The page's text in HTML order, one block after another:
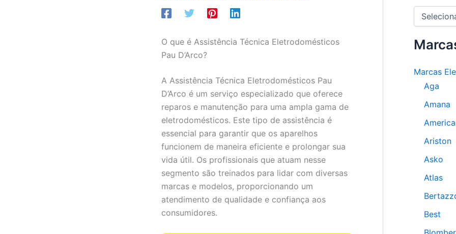
O que é Assistência Técnica Eletrodomésticos
Pau D’Arco?
A Assistência Técnica Eletrodomésticos Pau
D’Arco é um serviço especializado que oferece
reparos e manutenção para uma ampla gama de
eletrodomésticos. Este tipo de assistência é
essencial para garantir que os aparelhos
funcionem de maneira eficiente e prolongar sua
vida útil. Os profissionais que atuam nesse
segmento são treinados para lidar com diversas
marcas e modelos, proporcionando um
atendimento de qualidade e confiança aos
consumidores.
C
e
g
rMarcas
Aga
Amana
Ariston
Asko
Atlas
Best